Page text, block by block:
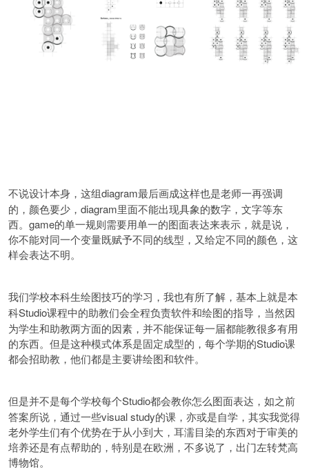
不说设计本身，这组diagram最后画成这样也是老师一再强调
的，颜色要少，diagram里面不能出现具象的数字，文字等东
西。game的单一规则需要用单一的图面表达来表示，就是说，
你不能对同一个变量既赋予不同的线型，又给定不同的颜色，这
样会表达不明。
我们学校本科生绘图技巧的学习，我也有所了解，基本上就是本
科Studio课程中的助教们会全程负责软件和绘图的指导，当然因
为学生和助教两方面的因素，并不能保证每一届都能教很多有用
的东西。但是这种模式体系是固定成型的，每个学期的Studio课
都会招助教，他们都是主要讲绘图和软件。
但是并不是每个学校每个Studio都会教你怎么图面表达，如之前
答案所说，通过一些visual study的课，亦或是自学，其实我觉得
老外学生们有个优势在于从小到大，耳濡目染的东西对于审美的
培养还是有点帮助的，特别是在欧洲，不多说了，出门左转梵高
博物馆。